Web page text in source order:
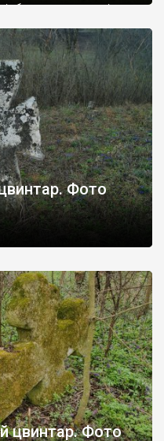
яблуню, а трохи далі, десь
колії у траві – […]
Фото
цвинтар. Фото